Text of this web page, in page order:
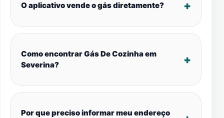
O aplicativo vende o gás diretamente?
Como encontrar Gás De Cozinha em
Severina?
Por que preciso informar meu endereço